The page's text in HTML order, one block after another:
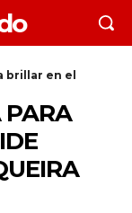
brillar en el
PARA